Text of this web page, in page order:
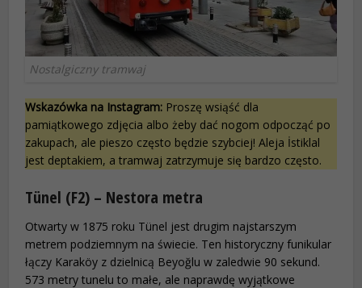
Nostalgiczny tramwaj
Wskazówka na Instagram: Proszę wsiąść dla
pamiątkowego zdjęcia albo żeby dać nogom odpocząć po
zakupach, ale pieszo często będzie szybciej! Aleja İstiklal
jest deptakiem, a tramwaj zatrzymuje się bardzo często.
Tünel (F2) – Nestora metra
Otwarty w 1875 roku Tünel jest drugim najstarszym
metrem podziemnym na świecie. Ten historyczny funikular
łączy Karaköy z dzielnicą Beyoğlu w zaledwie 90 sekund.
573 metry tunelu to małe, ale naprawdę wyjątkowe